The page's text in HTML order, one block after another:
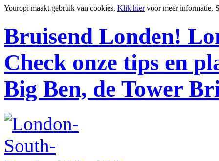
Youropi maakt gebruik van cookies. Klik hiervoor meer informatie.
Bruisend Londen!
Check onze tips en
Big Ben, de Tower